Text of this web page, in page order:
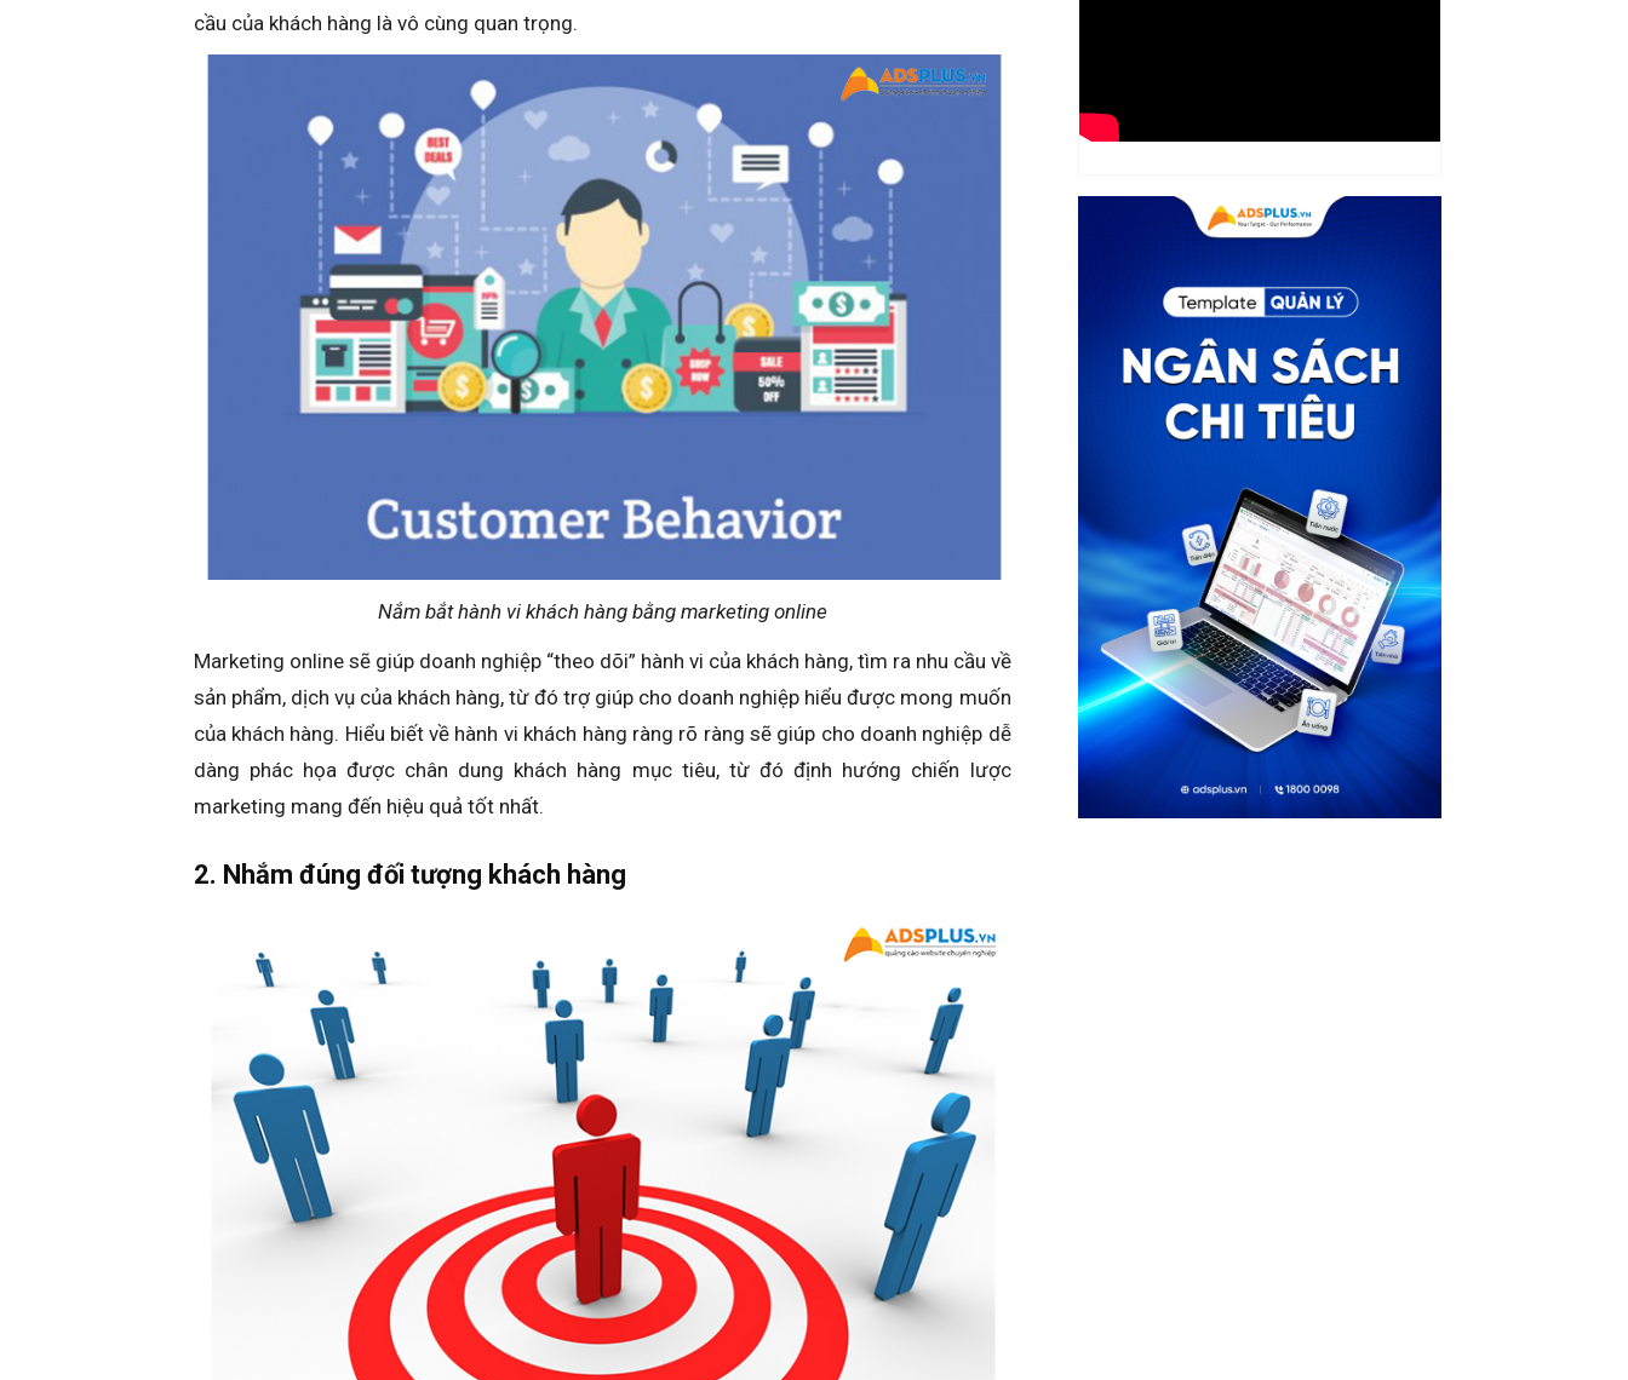
cầu của khách hàng là vô cùng quan trọng.
Nắm bắt hành vi khách hàng bằng marketing online
Marketing online sẽ giúp doanh nghiệp “theo dõi” hành vi của khách hàng, tìm ra nhu cầu về
sản phẩm, dịch vụ của khách hàng, từ đó trợ giúp cho doanh nghiệp hiểu được mong muốn
của khách hàng. Hiểu biết về hành vi khách hàng ràng rõ ràng sẽ giúp cho doanh nghiệp dễ
dàng phác họa được chân dung khách hàng mục tiêu, từ đó định hướng chiến lược
marketing mang đến hiệu quả tốt nhất.
2. Nhắm đúng đối tượng khách hàng